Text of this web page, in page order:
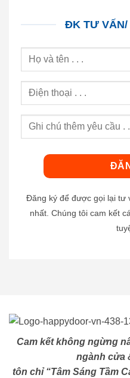
ĐK TƯ
Đăng ký để được gọi lại tư
nhất. Chúng tôi cam kết
Cam kết không ngừng
ngành cửa
tôn chỉ “Tâm Sáng Tầm